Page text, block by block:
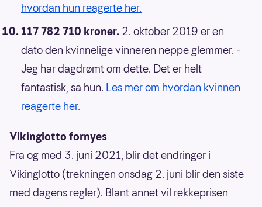
hvordan hun reagerte her.
117 782 710 kroner. 2. oktober 2019 er en
dato den kvinnelige vinneren neppe glemmer. -
Jeg har dagdrømt om dette. Det er helt
fantastisk, sa hun. Les mer om hvordan kvinnen
reagerte her.
Vikinglotto fornyes
Fra og med 3. juni 2021, blir det endringer i
Vikinglotto (trekningen onsdag 2. juni blir den siste
med dagens regler). Blant annet vil rekkeprisen